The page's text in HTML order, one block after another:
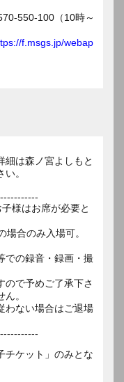
550-100（10時～
f.msgs.jp/webap
は森ノ宮よしもと
。
様はお席が必要と
合のみ入場可。
での録音・録画・撮
で予めご了承下さ
。
わない場合はご退場
チケット」のみとな